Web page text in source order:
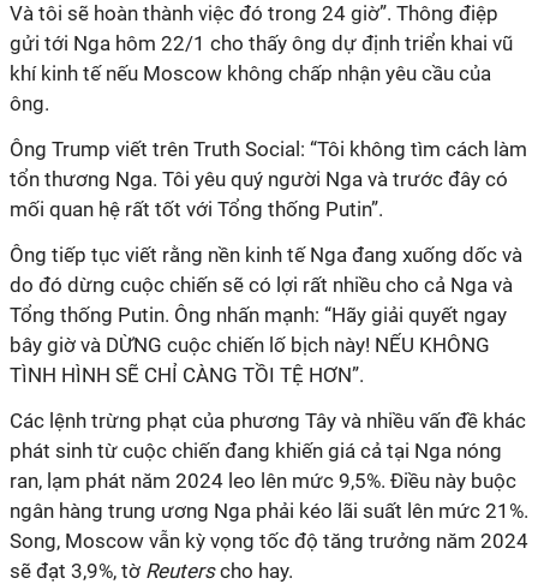
Và tôi sẽ hoàn thành việc đó trong 24 giờ”. Thông điệp
gửi tới Nga hôm 22/1 cho thấy ông dự định triển khai vũ
khí kinh tế nếu Moscow không chấp nhận yêu cầu của
ông.
Ông Trump viết trên Truth Social: “Tôi không tìm cách làm
tổn thương Nga. Tôi yêu quý người Nga và trước đây có
mối quan hệ rất tốt với Tổng thống Putin”.
Ông tiếp tục viết rằng nền kinh tế Nga đang xuống dốc và
do đó dừng cuộc chiến sẽ có lợi rất nhiều cho cả Nga và
Tổng thống Putin. Ông nhấn mạnh: “Hãy giải quyết ngay
bây giờ và DỪNG cuộc chiến lố bịch này! NẾU KHÔNG
TÌNH HÌNH SẼ CHỈ CÀNG TỒI TỆ HƠN”.
Các lệnh trừng phạt của phương Tây và nhiều vấn đề khác
phát sinh từ cuộc chiến đang khiến giá cả tại Nga nóng
ran, lạm phát năm 2024 leo lên mức 9,5%. Điều này buộc
ngân hàng trung ương Nga phải kéo lãi suất lên mức 21%.
Song, Moscow vẫn kỳ vọng tốc độ tăng trưởng năm 2024
sẽ đạt 3,9%, tờ Reuterscho hay.